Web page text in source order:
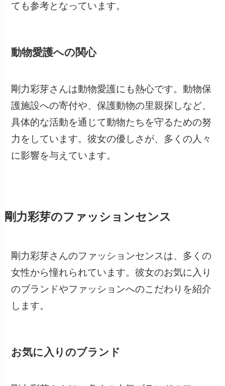
ても参考となっています。
動物愛護への関心
剛力彩芽さんは動物愛護にも熱心です。動物保
護施設への寄付や、保護動物の里親探しなど、
具体的な活動を通じて動物たちを守るための努
力をしています。彼女の優しさが、多くの人々
に影響を与えています。
剛力彩芽のファッションセンス
剛力彩芽さんのファッションセンスは、多くの
女性から憧れられています。彼女のお気に入り
のブランドやファッションへのこだわりを紹介
します。
お気に入りのブランド